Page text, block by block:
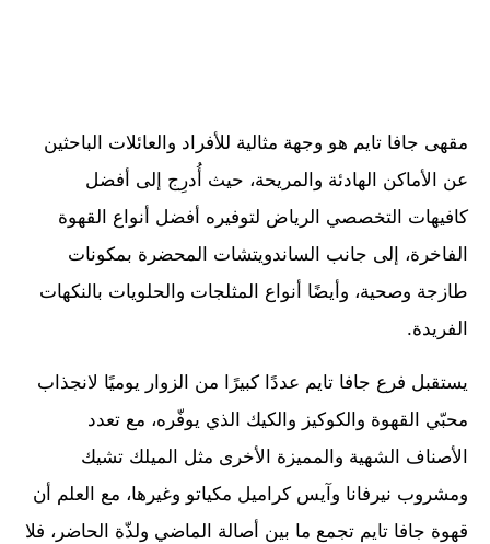
مقهى جافا تايم هو وجهة مثالية للأفراد والعائلات الباحثين
عن الأماكن الهادئة والمريحة، حيث أُدرِج إلى أفضل
كافيهات التخصصي الرياض لتوفيره أفضل أنواع القهوة
الفاخرة، إلى جانب الساندويتشات المحضرة بمكونات
طازجة وصحية، وأيضًا أنواع المثلجات والحلويات بالنكهات
الفريدة.
يستقبل فرع جافا تايم عددًا كبيرًا من الزوار يوميًا لانجذاب
محبّي القهوة والكوكيز والكيك الذي يوفّره، مع تعدد
الأصناف الشهية والمميزة الأخرى مثل الميلك تشيك
ومشروب نيرفانا وآيس كراميل مكياتو وغيرها، مع العلم أن
قهوة جافا تايم تجمع ما بين أصالة الماضي ولذّة الحاضر، فلا